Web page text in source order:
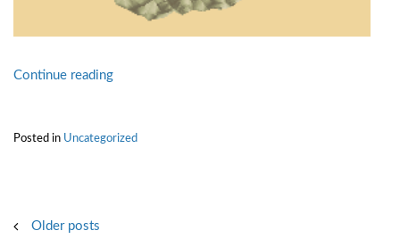
Continue reading“Hansen
mysen”
Posted in Uncategorized
Posts
Older posts